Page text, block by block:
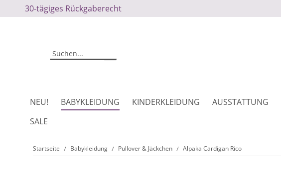
30-tägiges Rückgaberecht
NEU! BABYKLEIDUNG KINDERKLEIDUNG AUSSTATTUNG
SALE
Startseite Babykleidung Pullover & Jäckchen Alpaka Cardigan Rico